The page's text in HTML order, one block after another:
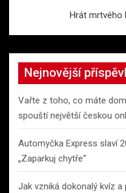
Hrát mrtvého
Nejnovější
Vařte z toho, co máte
spouští největší českou
Automyčka Express slaví
„Zaparkuj chytře“
Jak vzniká dokonalý kvíz